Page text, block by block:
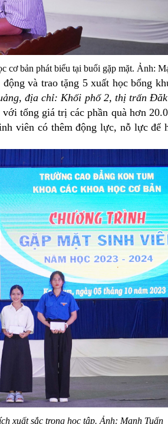
cơ bản phát biểu tại buổi gặp mặt. Ảnh:
và trao tặng 5 xuất học bổng
địa chỉ: Khối phố 2, thị trấn
với tổng giá trị các phần quà hơn
viên có thêm động lực, nỗ lực để
xuất sắc trong học tập. Ảnh: Mạnh Tuấn